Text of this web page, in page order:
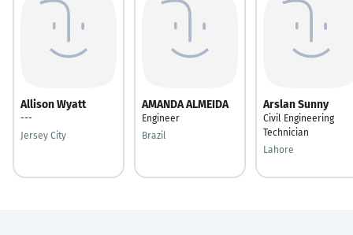
Allison Wyatt
---
Jersey City
AMANDA ALMEIDA
Engineer
Brazil
Arslan Sunny
Civil Engineering
Technician
Lahore